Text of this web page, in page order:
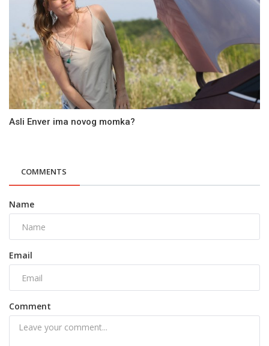
Asli Enver ima novog momka?
COMMENTS
Name
Email
Comment